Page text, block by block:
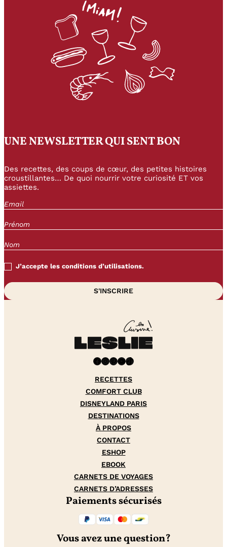
UNE NEWSLETTER QUI SENT BON
Des recettes, des coups de cœur, des petites histoires
croustillantes… De quoi nourrir votre curiosité ET vos
assiettes.
J’accepte les conditions d’utilisations.
Facebook InstagramPinterest YouTube TikTok
RECETTES
COMFORT CLUB
DISNEYLAND PARIS
DESTINATIONS
À PROPOS
CONTACT
ESHOP
EBOOK
CARNETS DE VOYAGES
CARNETS D’ADRESSES
Paiements sécurisés
Vous avez une question?